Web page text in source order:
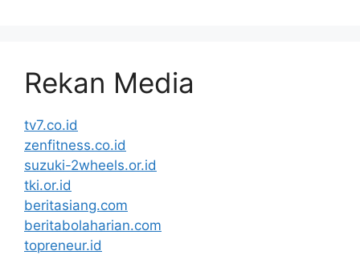
Rekan Media
tv7.co.id
zenfitness.co.id
suzuki-2wheels.or.id
tki.or.id
beritasiang.com
beritabolaharian.com
topreneur.id